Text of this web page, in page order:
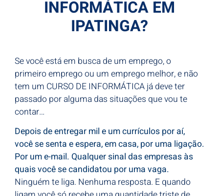
INFORMÁTICA EM
IPATINGA?
Se você está em busca de um emprego, o
primeiro emprego ou um emprego melhor, e não
tem um CURSO DE INFORMÁTICA já deve ter
passado por alguma das situações que vou te
contar…
Depois de entregar mil e um currículos por aí,
você se senta e espera, em casa, por uma ligação.
Por um e-mail. Qualquer sinal das empresas às
quais você se candidatou por uma vaga.
Ninguém te liga. Nenhuma resposta. E quando